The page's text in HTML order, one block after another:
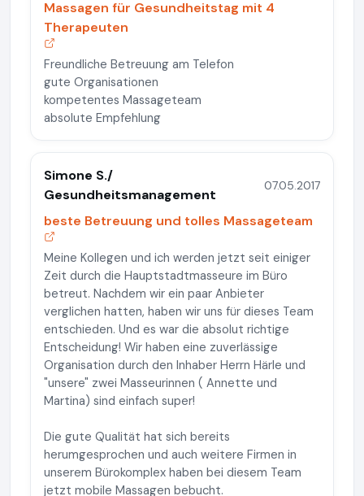
Massagen für Gesundheitstag mit 4
Therapeuten
Freundliche Betreuung am Telefon
gute Organisationen
kompetentes Massageteam
absolute Empfehlung
Simone S./
Gesundheitsmanagement
07.05.2017
beste Betreuung und tolles Massageteam
Meine Kollegen und ich werden jetzt seit einiger
Zeit durch die Hauptstadtmasseure im Büro
betreut. Nachdem wir ein paar Anbieter
verglichen hatten, haben wir uns für dieses Team
entschieden. Und es war die absolut richtige
Entscheidung! Wir haben eine zuverlässige
Organisation durch den Inhaber Herrn Härle und
"unsere" zwei Masseurinnen ( Annette und
Martina) sind einfach super!
Die gute Qualität hat sich bereits
herumgesprochen und auch weitere Firmen in
unserem Bürokomplex haben bei diesem Team
jetzt mobile Massagen bebucht.